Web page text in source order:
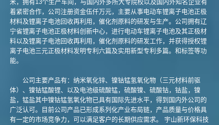
米，拥有13个生产车间，与国内外多所大专院校以及国内外知名企业有
着紧密合作，公司注册资金伍仟万元，主要从事电动车锂离子电池正极
材料及锂离子电池回收再利用，催化剂原料的研发与生产。公司拥有辽
宁省锂离子电池正极材料创新中心，进行电动车锂离子电池及其正极材
料以及锂离子电池回收再利用，催化剂原料的研发工作，并获得授权锂
离子电池三元正极材料发明专利六篇及实用新型专利多篇。和标签等功
能。
公司主要产品有：纳米氧化锌、镍钴锰氢氧化物（三元材料前驱
体）、镍钴锰酸锂、以及电池级硫酸锰，硫酸镍、硫酸钴，钴盐，镍
盐，锰盐其中镍钴锰氢氧化物已具有国际先进水平，得到国内外公司的
广泛认可。目前公司产品已形成系列化产业布局链，产品质量与价格具
有一定的市场竞争力，可以满足客户的长期供应需求。 宇山新环保科技